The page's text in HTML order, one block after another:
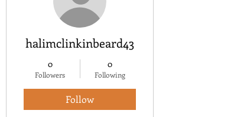
halimclinkinbeard43
0
Followers
0
Following
Follow